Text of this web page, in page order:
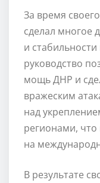
За время
сделал многое
и
руководство
мощь ДНР и
вражеским
над
регионами,
на
В результате